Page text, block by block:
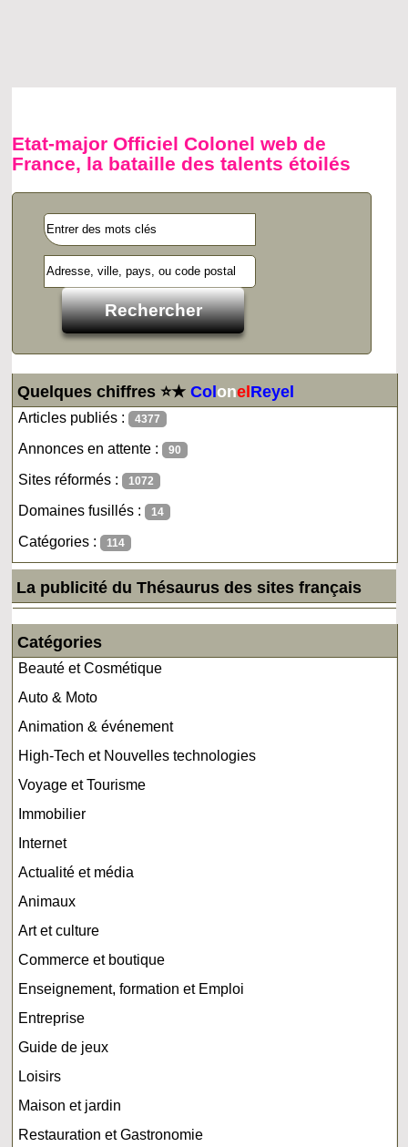
Etat-major Officiel Colonel web de
France, la bataille des talents étoilés
Quelques chiffres ⭐★ColonelReyel
Articles publiés : 4377
Annonces en attente : 90
Sites réformés : 1072
Domaines fusillés : 14
Catégories : 114
La publicité du Thésaurus des sites français
Catégories
Beauté et Cosmétique
Auto & Moto
Animation & événement
High-Tech et Nouvelles technologies
Voyage et Tourisme
Immobilier
Internet
Actualité et média
Animaux
Art et culture
Commerce et boutique
Enseignement, formation et Emploi
Entreprise
Guide de jeux
Loisirs
Maison et jardin
Restauration et Gastronomie